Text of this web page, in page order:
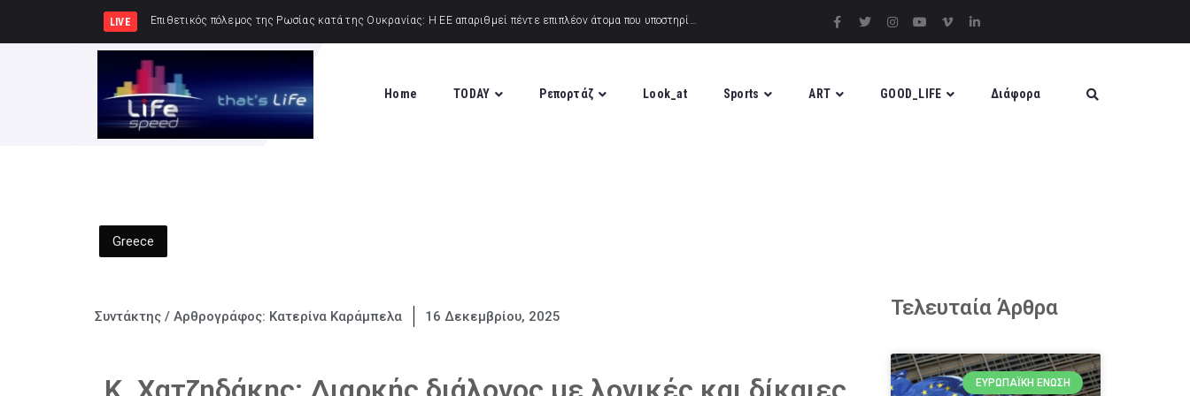
LIVE Δημήτρης Μελίδης:
Home TODAY Ρεπορτάζ Look_at Sports ART GOOD_LIFE Διάφορα
Greece
Συντάκτης / Αρθρογράφος: Κατερίνα Καράμπελα 16 Δεκεμβρίου, 2025 Τελευταία Άρθρα
ΕΥΡΩΠΑΪΚΉ ΈΝΩΣΗ